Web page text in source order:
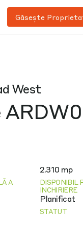
Găsește
West
A
2.310 mp
DISPONIBIL
INCHIRIERE
Planificat
STATUT